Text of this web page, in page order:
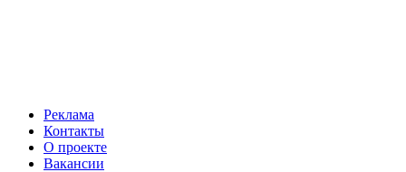
Реклама
Контакты
О проекте
Вакансии